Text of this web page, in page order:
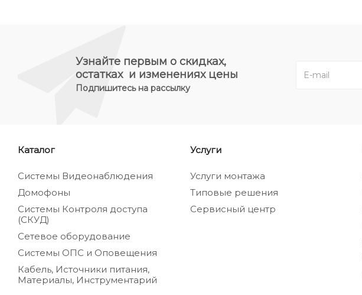
Узнайте первым о скидках,
остатках и изменениях цены
Подпишитесь на рассылку
Каталог
Системы Видеонаблюдения
Домофоны
Системы Контроля доступа
(СКУД)
Сетевое оборудование
Системы ОПС и Оповещения
Кабель, Источники питания,
Материалы, Инструментарий
Услуги
Услуги монтажа
Типовые решения
Сервисный центр